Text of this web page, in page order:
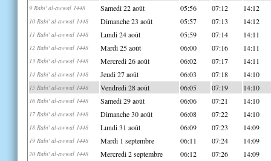
9 Rabi' al-awwal 1448 Samedi 22 août 05:56 07:12 14:12
10 Rabi' al-awwal 1448 Dimanche 23 août 05:57 07:13 14:12
11 Rabi' al-awwal 1448 Lundi 24 août 05:59 07:14 14:11
12 Rabi' al-awwal 1448 Mardi 25 août 06:00 07:16 14:11
13 Rabi' al-awwal 1448 Mercredi 26 août 06:02 07:17 14:11
14 Rabi' al-awwal 1448 Jeudi 27 août 06:03 07:18 14:10
15 Rabi' al-awwal 1448 Vendredi 28 août 06:05 07:19 14:10
16 Rabi' al-awwal 1448 Samedi 29 août 06:06 07:21 14:10
17 Rabi' al-awwal 1448 Dimanche 30 août 06:08 07:22 14:10
18 Rabi' al-awwal 1448 Lundi 31 août 06:09 07:23 14:09
19 Rabi' al-awwal 1448 Mardi 1 septembre 06:11 07:24 14:09
20 Rabi' al-awwal 1448 Mercredi 2 septembre 06:12 07:26 14:09